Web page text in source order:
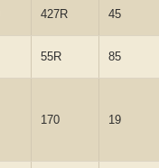
427R 45
55R 85
170 19